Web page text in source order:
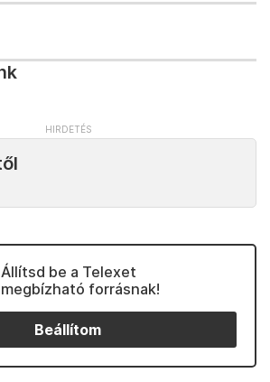
Állítsd be a Telexet
megbízható forrásnak!
Beállítom